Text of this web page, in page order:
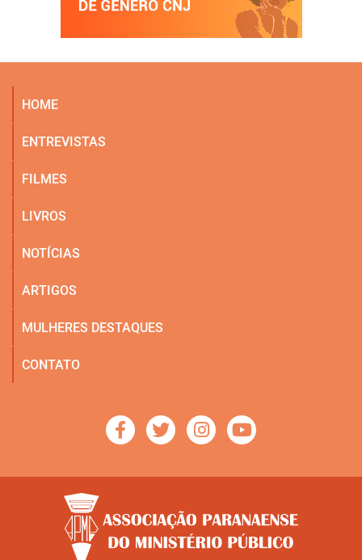
HOME
ENTREVISTAS
FILMES
LIVROS
NOTÍCIAS
ARTIGOS
MULHERES DESTAQUES
CONTATO